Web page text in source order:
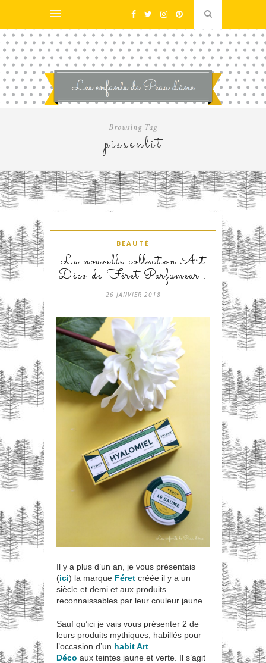
Browsing Tag
pissenlit
BEAUTÉ
La nouvelle collection Art
Déco de Féret Parfumeur !
26 JANVIER 2018
Il y a plus d’un an, je vous présentais
(ici) la marque Féret créée il y a un
siècle et demi et aux produits
reconnaissables par leur couleur jaune.
Sauf qu’ici je vais vous présenter 2 de
leurs produits mythiques, habillés pour
l’occasion d’un habit Art
Déco aux teintes jaune et verte. Il s’agit